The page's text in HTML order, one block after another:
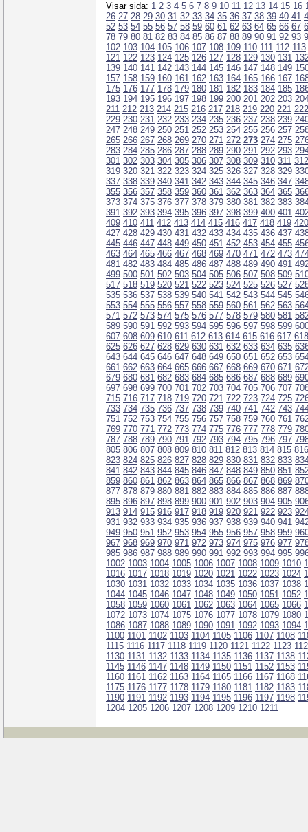
Visar sida: 1 2 3 4 5 6 7 8 9 10 11 12 13 14 15 16
26 27 28 29 30 31 32 33 34 35 36 37 38 39 40 41
52 53 54 55 56 57 58 59 60 61 62 63 64 65 66 67
78 79 80 81 82 83 84 85 86 87 88 89 90 91 92 93
102 103 104 105 106 107 108 109 110 111 112 113
121 122 123 124 125 126 127 128 129 130 131
139 140 141 142 143 144 145 146 147 148 149
157 158 159 160 161 162 163 164 165 166 167
175 176 177 178 179 180 181 182 183 184 185
193 194 195 196 197 198 199 200 201 202 203
211 212 213 214 215 216 217 218 219 220 221 222
229 230 231 232 233 234 235 236 237 238 239
247 248 249 250 251 252 253 254 255 256 257
265 266 267 268 269 270 271 272 273 274 275
283 284 285 286 287 288 289 290 291 292 293
301 302 303 304 305 306 307 308 309 310 311 312
319 320 321 322 323 324 325 326 327 328 329
337 338 339 340 341 342 343 344 345 346 347
355 356 357 358 359 360 361 362 363 364 365
373 374 375 376 377 378 379 380 381 382 383
391 392 393 394 395 396 397 398 399 400 401
409 410 411 412 413 414 415 416 417 418 419 420
427 428 429 430 431 432 433 434 435 436 437
445 446 447 448 449 450 451 452 453 454 455
463 464 465 466 467 468 469 470 471 472 473
481 482 483 484 485 486 487 488 489 490 491
499 500 501 502 503 504 505 506 507 508 509
517 518 519 520 521 522 523 524 525 526 527
535 536 537 538 539 540 541 542 543 544 545
553 554 555 556 557 558 559 560 561 562 563
571 572 573 574 575 576 577 578 579 580 581
589 590 591 592 593 594 595 596 597 598 599
607 608 609 610 611 612 613 614 615 616 617 618
625 626 627 628 629 630 631 632 633 634 635
643 644 645 646 647 648 649 650 651 652 653
661 662 663 664 665 666 667 668 669 670 671
679 680 681 682 683 684 685 686 687 688 689
697 698 699 700 701 702 703 704 705 706 707
715 716 717 718 719 720 721 722 723 724 725
733 734 735 736 737 738 739 740 741 742 743
751 752 753 754 755 756 757 758 759 760 761
769 770 771 772 773 774 775 776 777 778 779
787 788 789 790 791 792 793 794 795 796 797
805 806 807 808 809 810 811 812 813 814 815 816
823 824 825 826 827 828 829 830 831 832 833
841 842 843 844 845 846 847 848 849 850 851
859 860 861 862 863 864 865 866 867 868 869
877 878 879 880 881 882 883 884 885 886 887
895 896 897 898 899 900 901 902 903 904 905
913 914 915 916 917 918 919 920 921 922 923
931 932 933 934 935 936 937 938 939 940 941
949 950 951 952 953 954 955 956 957 958 959
967 968 969 970 971 972 973 974 975 976 977
985 986 987 988 989 990 991 992 993 994 995
1002 1003 1004 1005 1006 1007 1008 1009 1010
1016 1017 1018 1019 1020 1021 1022 1023 1024
1030 1031 1032 1033 1034 1035 1036 1037 1038
1044 1045 1046 1047 1048 1049 1050 1051 1052
1058 1059 1060 1061 1062 1063 1064 1065 1066
1072 1073 1074 1075 1076 1077 1078 1079 1080
1086 1087 1088 1089 1090 1091 1092 1093 1094
1100 1101 1102 1103 1104 1105 1106 1107 1108
1115 1116 1117 1118 1119 1120 1121 1122 1123
1130 1131 1132 1133 1134 1135 1136 1137 1138
1145 1146 1147 1148 1149 1150 1151 1152 1153
1160 1161 1162 1163 1164 1165 1166 1167 1168
1175 1176 1177 1178 1179 1180 1181 1182 1183
1190 1191 1192 1193 1194 1195 1196 1197 1198
1204 1205 1206 1207 1208 1209 1210 1211